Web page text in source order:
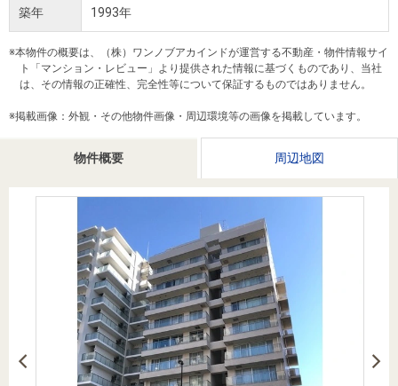
マン
ショ
ンを
探す
中古
一戸
建て
を探
す
投
資
物
件
を
探
す
事業
用物
件を
探す
査
定
相
談
時手
取り
試算
売却向け
サービス
周辺相場
検索
住まい1プ
ラス（お
役立ちコ
ラム）
案内（首
都圏）
古屋）
西）
つ
経営ビジ
ョン
組織図
役員一
覧
リリース
会社案内
（電子ブ
ック版）
情報
法人のお客さま
会員ページ物件概要 周辺地図
築年 1993年
※本物件の概要は、（株）ワンノブアカインドが運営する不動産・物件情報サイ
ト「マンション・レビュー」より提供された情報に基づくものであり、当社
は、その情報の正確性、完全性等について保証するものではありません。
※掲載画像：外観・その他物件画像・周辺環境等の画像を掲載しています。